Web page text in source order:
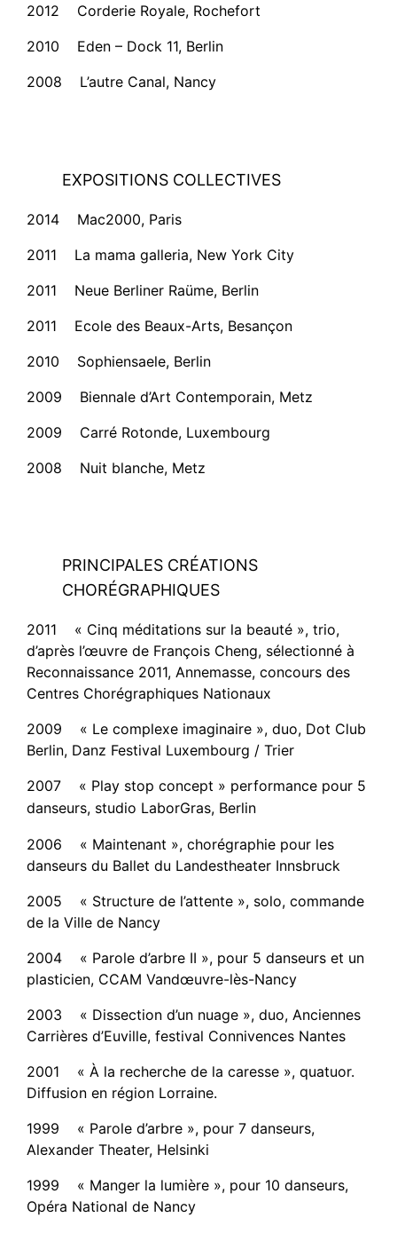
2012 Corderie Royale, Rochefort
2010 Eden – Dock 11, Berlin
2008 L’autre Canal, Nancy
EXPOSITIONS COLLECTIVES
2014 Mac2000, Paris
2011 La mama galleria, New York City
2011 Neue Berliner Raüme, Berlin
2011 Ecole des Beaux-Arts, Besançon
2010 Sophiensaele, Berlin
2009 Biennale d’Art Contemporain, Metz
2009 Carré Rotonde, Luxembourg
2008 Nuit blanche, Metz
PRINCIPALES CRÉATIONS
CHORÉGRAPHIQUES
2011 « Cinq méditations sur la beauté », trio,
d’après l’œuvre de François Cheng, sélectionné à
Reconnaissance 2011, Annemasse, concours des
Centres Chorégraphiques Nationaux
2009 « Le complexe imaginaire », duo, Dot Club
Berlin, Danz Festival Luxembourg / Trier
2007 « Play stop concept » performance pour 5
danseurs, studio LaborGras, Berlin
2006 « Maintenant », chorégraphie pour les
danseurs du Ballet du Landestheater Innsbruck
2005 « Structure de l’attente », solo, commande
de la Ville de Nancy
2004 « Parole d’arbre II », pour 5 danseurs et un
plasticien, CCAM Vandœuvre-lès-Nancy
2003 « Dissection d’un nuage », duo, Anciennes
Carrières d’Euville, festival Connivences Nantes
2001 « À la recherche de la caresse », quatuor.
Diffusion en région Lorraine.
1999 « Parole d’arbre », pour 7 danseurs,
Alexander Theater, Helsinki
1999 « Manger la lumière », pour 10 danseurs,
Opéra National de Nancy